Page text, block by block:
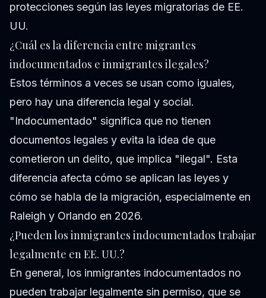
protecciones según las leyes migratorias de EE.
UU.
¿Cuál es la diferencia entre migrantes
indocumentados e inmigrantes ilegales?
Estos términos a veces se usan como iguales,
pero hay una diferencia legal y social.
"Indocumentado" significa que no tienen
documentos legales y evita la idea de que
cometieron un delito, que implica "ilegal". Esta
diferencia afecta cómo se aplican las leyes y
cómo se habla de la migración, especialmente en
Raleigh y Orlando en 2026.
¿Pueden los inmigrantes indocumentados trabajar
legalmente en EE. UU.?
En general, los inmigrantes indocumentados no
pueden trabajar legalmente sin permiso, que se